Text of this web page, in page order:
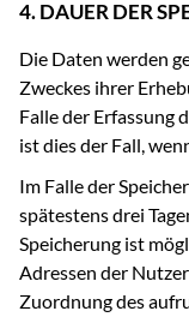
4. DAUER DER
Die Daten werden
Zweckes ihrer
Falle der Erfassung
ist dies der Fall,
Im Falle der
spätestens drei
Speicherung ist
Adressen der
Zuordnung des